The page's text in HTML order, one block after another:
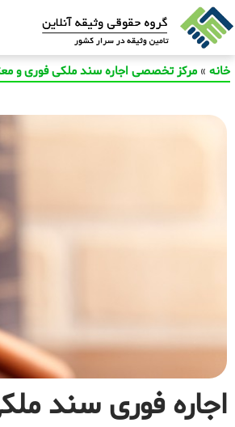
خانه » مرکز تخصصی اجاره سند ملکی فوری و
اجاره فوری سند